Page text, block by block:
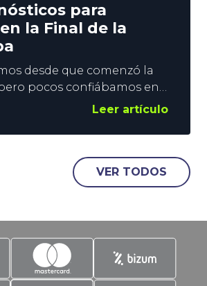
para
la Final de la
desde que comenzó la
pocos confiábamos en
los sueños se hacen
está en la Final de la
será nuestro rival
de Berlín, y en
pronósticos de
Leer artículo
VER TODOS